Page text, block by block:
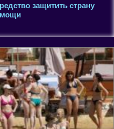
защитить страну
мощи